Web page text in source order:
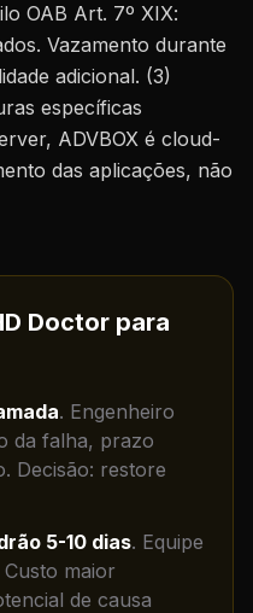
OAB Art. 7º XIX:
Vazamento durante
adicional. (3)
específicas
ADVBOX é cloud-
das aplicações, não
Doctor para
. Engenheiro
da falha, prazo
Decisão: restore
5-10 dias. Equipe
maior
de causa